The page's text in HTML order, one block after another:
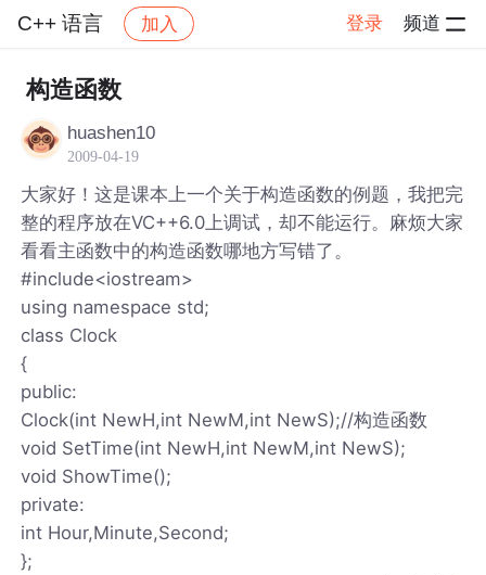
C++ 语言 加入 登录 频道
社区 C++ 语言
构造函数
huashen10
2009-04-19
大家好！这是课本上一个关于构造函数的例题，我把完
整的程序放在VC++6.0上调试，却不能运行。麻烦大家
看看主函数中的构造函数哪地方写错了。
#include<iostream>
using namespace std;
class Clock
{
public:
Clock(int NewH,int NewM,int NewS);//构造函数
void SetTime(int NewH,int NewM,int NewS);
void ShowTime();
private:
int Hour,Minute,Second;
};